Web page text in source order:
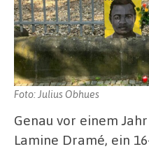
Foto: Julius Obhues
Genau vor einem
Lamine Dramé, ein